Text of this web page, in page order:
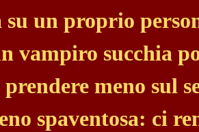
su un proprio
vampiro succhia
meno sul
spaventosa: ci